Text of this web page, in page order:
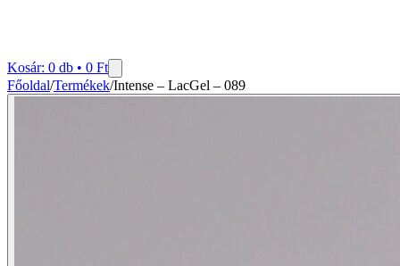
Kosár: 0 db • 0 Ft
Főoldal/Termékek/Intense – LacGel – 089